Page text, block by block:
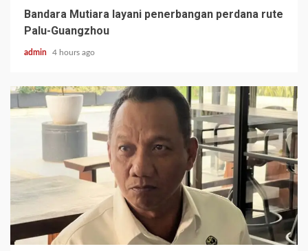
Bandara Mutiara layani penerbangan perdana rute
Palu-Guangzhou
admin 4 hours ago